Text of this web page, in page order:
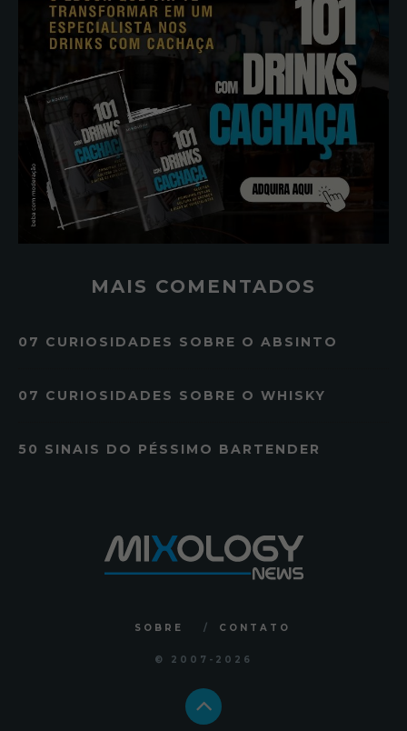
MAIS COMENTADOS
07 CURIOSIDADES SOBRE O ABSINTO
07 CURIOSIDADES SOBRE O WHISKY
50 SINAIS DO PÉSSIMO BARTENDER
SOBRE CONTATO
© 2007 -2026